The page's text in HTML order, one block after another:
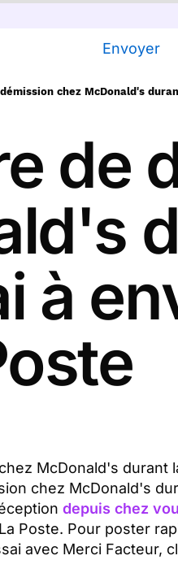
Envoyer
chez McDonald's
de
à
McDonald's durant
chez McDonald's
depuis chez
Poste. Pour poster
avec Merci Facteur,